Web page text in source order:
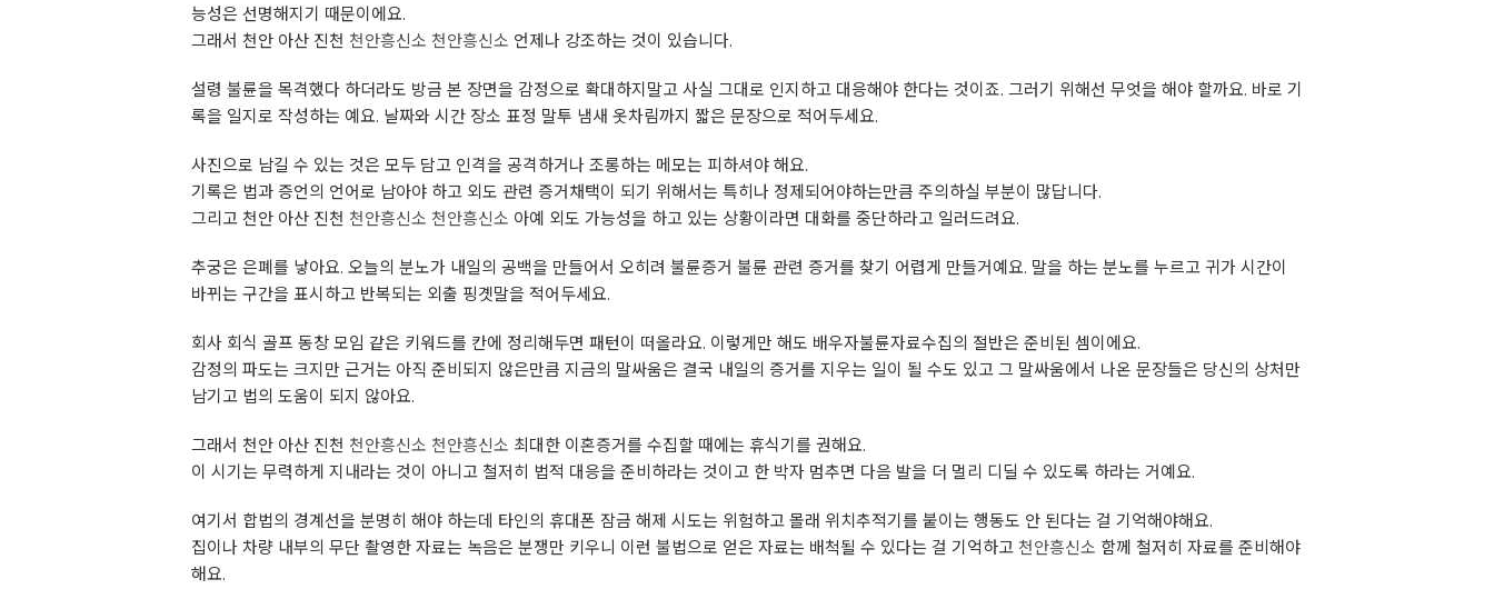
능성은 선명해지기 때문이에요.
그래서 천안 아산 진천 천안흥신소 천안흥신소 언제나 강조하는 것이 있습니다.
설령 불륜을 목격했다 하더라도 방금 본 장면을 감정으로 확대하지말고 사실 그대로 인지하고 대응해야 한다는 것이죠. 그러기 위해선 무엇을 해야 할까요. 바로 기
록을 일지로 작성하는 예요. 날짜와 시간 장소 표정 말투 냄새 옷차림까지 짧은 문장으로 적어두세요.
사진으로 남길 수 있는 것은 모두 담고 인격을 공격하거나 조롱하는 메모는 피하셔야 해요.
기록은 법과 증언의 언어로 남아야 하고 외도 관련 증거채택이 되기 위해서는 특히나 정제되어야하는만큼 주의하실 부분이 많답니다.
그리고 천안 아산 진천 천안흥신소 천안흥신소 아예 외도 가능성을 하고 있는 상황이라면 대화를 중단하라고 일러드려요.
추궁은 은폐를 낳아요. 오늘의 분노가 내일의 공백을 만들어서 오히려 불륜증거 불륜 관련 증거를 찾기 어렵게 만들거예요. 말을 하는 분노를 누르고 귀가 시간이
바뀌는 구간을 표시하고 반복되는 외출 핑곗말을 적어두세요.
회사 회식 골프 동창 모임 같은 키워드를 칸에 정리해두면 패턴이 떠올라요. 이렇게만 해도 배우자불륜자료수집의 절반은 준비된 셈이에요.
감정의 파도는 크지만 근거는 아직 준비되지 않은만큼 지금의 말싸움은 결국 내일의 증거를 지우는 일이 될 수도 있고 그 말싸움에서 나온 문장들은 당신의 상처만
남기고 법의 도움이 되지 않아요.
그래서 천안 아산 진천 천안흥신소 천안흥신소 최대한 이혼증거를 수집할 때에는 휴식기를 권해요.
이 시기는 무력하게 지내라는 것이 아니고 철저히 법적 대응을 준비하라는 것이고 한 박자 멈추면 다음 발을 더 멀리 디딜 수 있도록 하라는 거예요.
여기서 합법의 경계선을 분명히 해야 하는데 타인의 휴대폰 잠금 해제 시도는 위험하고 몰래 위치추적기를 붙이는 행동도 안 된다는 걸 기억해야해요.
집이나 차량 내부의 무단 촬영한 자료는 녹음은 분쟁만 키우니 이런 불법으로 얻은 자료는 배척될 수 있다는 걸 기억하고 천안흥신소 함께 철저히 자료를 준비해야
해요.